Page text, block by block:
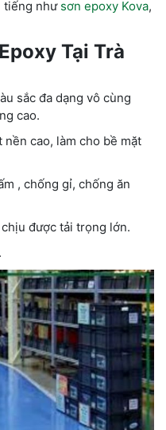
tiếng như sơn epoxy Kova,
Tại Trà
sắc đa dạng vô cùng
cao.
nền cao, làm cho bề mặt
, chống gỉ, chống ăn
chịu được tải trọng lớn.